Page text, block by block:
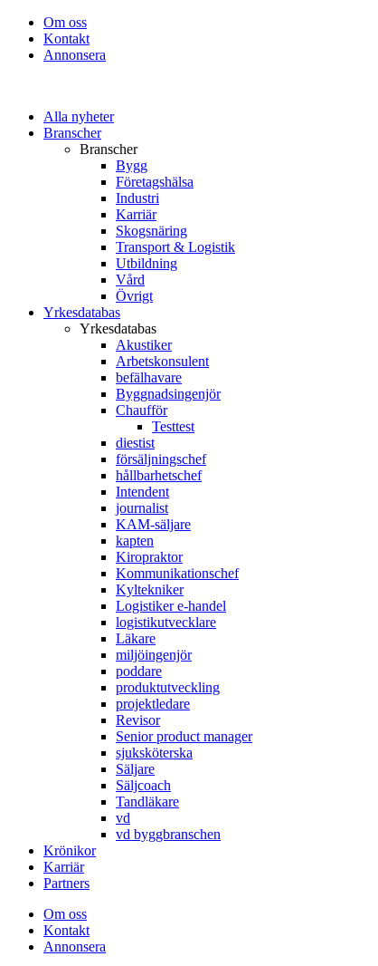
Om oss
Kontakt
Annonsera
Alla nyheter
Branscher
Branscher
Bygg
Företagshälsa
Industri
Karriär
Skogsnäring
Transport & Logistik
Utbildning
Vård
Övrigt
Yrkesdatabas
Yrkesdatabas
Akustiker
Arbetskonsulent
befälhavare
Byggnadsingenjör
Chaufför
Testtest
diestist
försäljningschef
hållbarhetschef
Intendent
journalist
KAM-säljare
kapten
Kiropraktor
Kommunikationschef
Kyltekniker
Logistiker e-handel
logistikutvecklare
Läkare
miljöingenjör
poddare
produktutveckling
projektledare
Revisor
Senior product manager
sjuksköterska
Säljare
Säljcoach
Tandläkare
vd
vd byggbranschen
Krönikor
Karriär
Partners
Om oss
Kontakt
Annonsera